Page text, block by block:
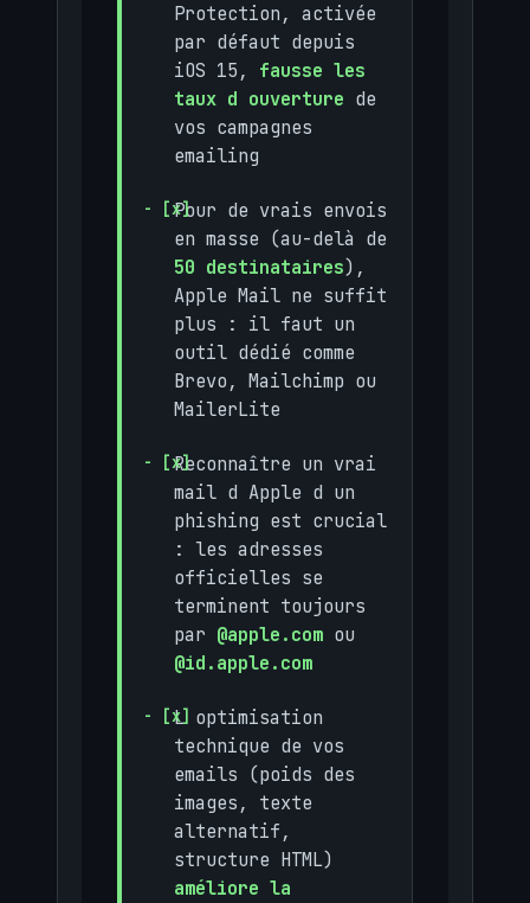
Protection, activée
par défaut depuis
iOS 15, fausse les
taux d ouverture de
vos campagnes
emailing
Pour de vrais envois
en masse (au-delà de
50 destinataires),
Apple Mail ne suffit
plus : il faut un
outil dédié comme
Brevo, Mailchimp ou
MailerLite
Reconnaître un vrai
mail d Apple d un
phishing est crucial
: les adresses
officielles se
terminent toujours
par @apple.com ou
@id.apple.com
L optimisation
technique de vos
emails (poids des
images, texte
alternatif,
structure HTML)
améliore la